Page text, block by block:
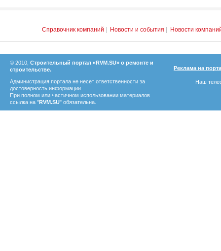
Справочник компаний Новости и события Новости
© 2010, Строительный портал «RVM.SU» о ремонте и
строительстве.
Администрация портала не несет ответственности за
достоверность информации.
При полном или частичном использовании материалов
ссылка на "RVM.SU" обязательна.
Реклама на
Наш